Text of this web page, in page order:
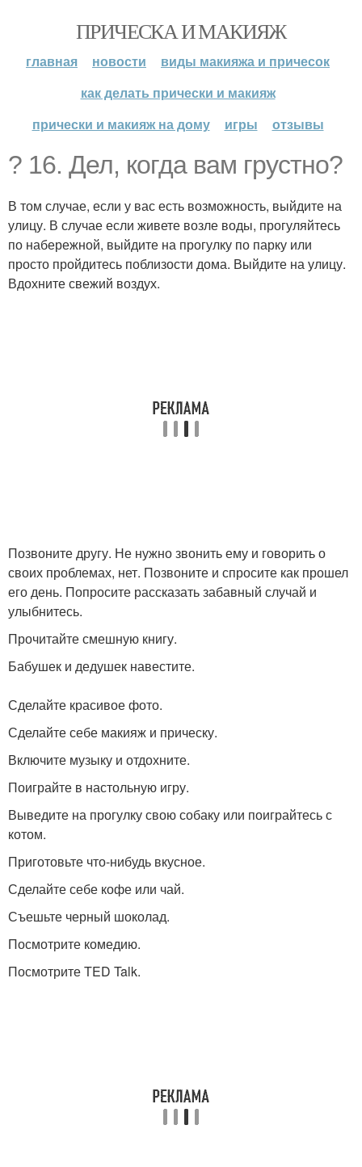
ПРИЧЕСКА И МАКИЯЖ
главная новости
виды макияжа и причесок
как делать прически и макияж
прически и макияж на дому
игры отзывы
? 16. Дел, когда вам грустно?
В том случае, если у вас есть возможность, выйдите на
улицу. В случае если живете возле воды, прогуляйтесь
по набережной, выйдите на прогулку по парку или
просто пройдитесь поблизости дома. Выйдите на улицу.
Вдохните свежий воздух.
Позвоните другу. Не нужно звонить ему и говорить о
своих проблемах, нет. Позвоните и спросите как прошел
его день. Попросите рассказать забавный случай и
улыбнитесь.
Прочитайте смешную книгу.
Бабушек и дедушек навестите.
Сделайте красивое фото.
Сделайте себе макияж и прическу.
Включите музыку и отдохните.
Поиграйте в настольную игру.
Выведите на прогулку свою собаку или поиграйтесь с
котом.
Приготовьте что-нибудь вкусное.
Сделайте себе кофе или чай.
Съешьте черный шоколад.
Посмотрите комедию.
Посмотрите TED Talk.